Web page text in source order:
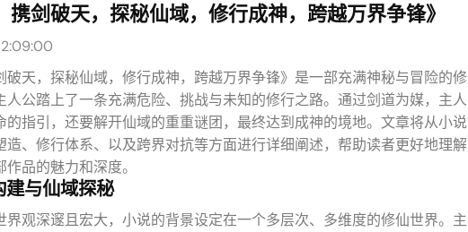
携剑破天，探秘仙域，修行成神，跨越万界争锋》
破天，探秘仙域，修行成神，跨越万界争锋》是一部充满神秘与冒险的修
人公踏上了一条充满危险、挑战与未知的修行之路。通过剑道为媒，主人
的指引，还要解开仙域的重重谜团，最终达到成神的境地。文章将从小说
造、修行体系、以及跨界对抗等方面进行详细阐述，帮助读者更好地理解
作品的魅力和深度。
建与仙域探秘
界观深邃且宏大，小说的背景设定在一个多层次、多维度的修仙世界。主